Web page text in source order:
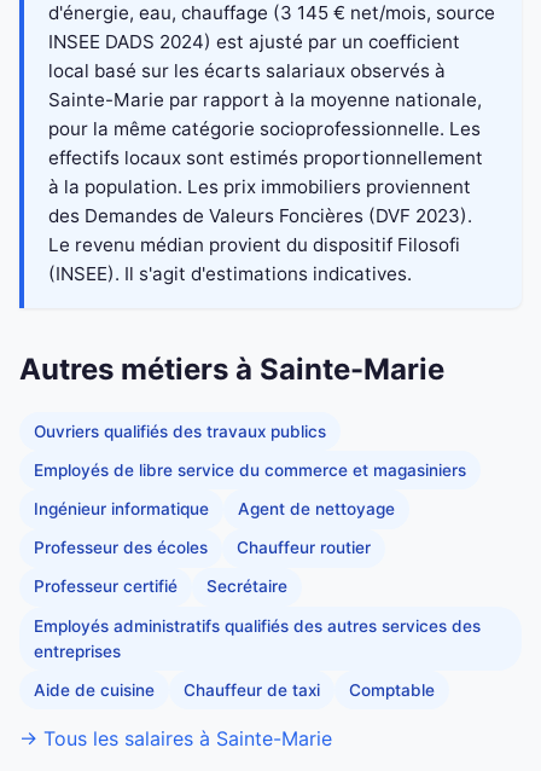
d'énergie, eau, chauffage (3 145 € net/mois, source
INSEE DADS 2024) est ajusté par un coefficient
local basé sur les écarts salariaux observés à
Sainte-Marie par rapport à la moyenne nationale,
pour la même catégorie socioprofessionnelle. Les
effectifs locaux sont estimés proportionnellement
à la population. Les prix immobiliers proviennent
des Demandes de Valeurs Foncières (DVF 2023).
Le revenu médian provient du dispositif Filosofi
(INSEE). Il s'agit d'estimations indicatives.
Autres métiers à Sainte-Marie
Ouvriers qualifiés des travaux publics
Employés de libre service du commerce et magasiniers
Ingénieur informatique Agent de nettoyage
Professeur des écoles Chauffeur routier
Professeur certifié Secrétaire
Employés administratifs qualifiés des autres services des
entreprises
Aide de cuisine Chauffeur de taxi Comptable
→ Tous les salaires à Sainte-Marie